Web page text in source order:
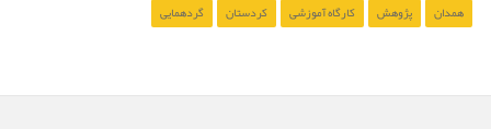
همدان
پژوهش کارگاه آموزشی کردستان گردهمایی